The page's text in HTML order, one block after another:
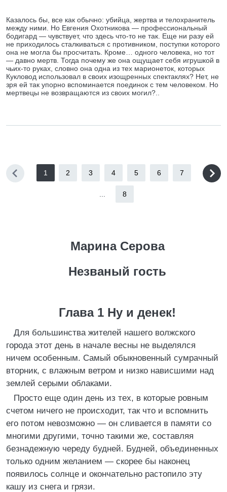
Казалось бы, все как обычно: убийца, жертва и телохранитель
между ними. Но Евгения Охотникова — профессиональный
бодигард — чувствует, что здесь что-то не так. Еще ни разу ей
не приходилось сталкиваться с противником, поступки которого
она не могла бы просчитать. Кроме… одного человека, но тот
— давно мертв. Тогда почему же она ощущает себя игрушкой в
чьих-то руках, словно она одна из тех марионеток, которых
Кукловод использовал в своих изощренных спектаклях? Нет, не
зря ей так упорно вспоминается поединок с тем человеком. Но
мертвецы не возвращаются из своих могил?..
1 2 3 4 5 6 7
8
Марина Серова
Незваный гость
Глава 1 Ну и денек!
Для большинства жителей нашего волжского
города этот день в начале весны не выделялся
ничем особенным. Самый обыкновенный сумрачный
вторник, с влажным ветром и низко нависшими над
землей серыми облаками.
Просто еще один день из тех, в которые ровным
счетом ничего не происходит, так что и вспомнить
его потом невозможно — он сливается в памяти со
многими другими, точно такими же, составляя
безнадежную череду будней. Будней, объединенных
только одним желанием — скорее бы наконец
появилось солнце и окончательно растопило эту
кашу из снега и грязи.